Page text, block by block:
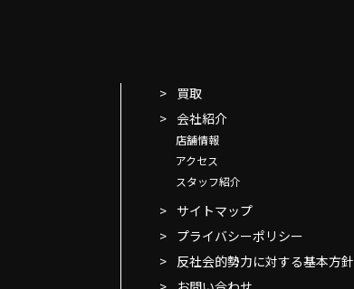
買取
会社紹介
店舗情報
アクセス
スタッフ紹介
サイトマップ
プライバシーポリシー
反社会的勢力に対する基本方針